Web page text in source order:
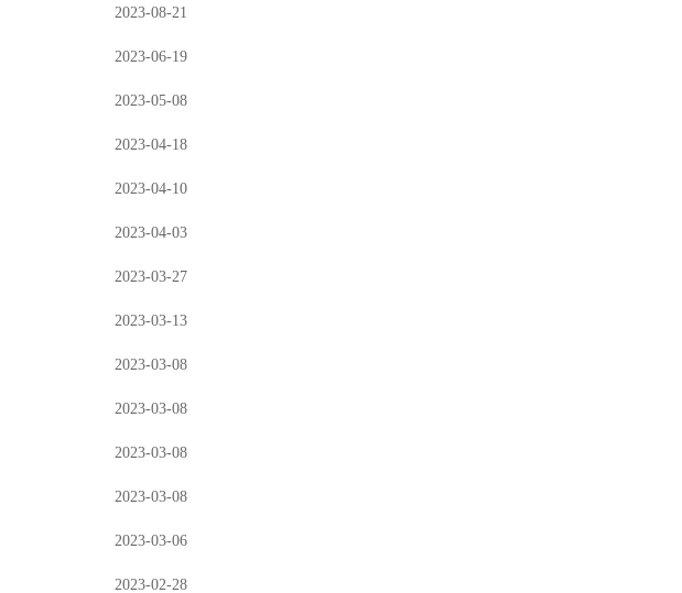
2023-08-21
2023-06-19
2023-05-08
2023-04-18
2023-04-10
2023-04-03
2023-03-27
2023-03-13
2023-03-08
2023-03-08
2023-03-08
2023-03-08
2023-03-06
2023-02-28